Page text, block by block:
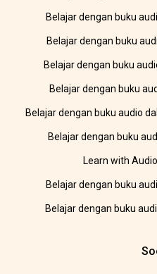
Belajar dengan buku
Belajar dengan buku
Belajar dengan buku
Belajar dengan buku
Belajar dengan buku audio
Belajar dengan buku
Learn with
Belajar dengan buku
Belajar dengan buku